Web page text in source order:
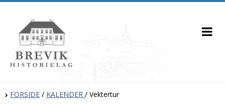
FORSIDE / KALENDER / Vektertur